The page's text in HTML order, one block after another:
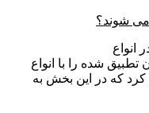
می شوند؟
انواع
شده را با انواع
کرد که در این بخش به